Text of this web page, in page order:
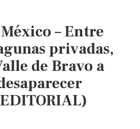
ahorrar
luz
y
agua
(El
Financiero)
– Entre
privadas,
de Bravo a